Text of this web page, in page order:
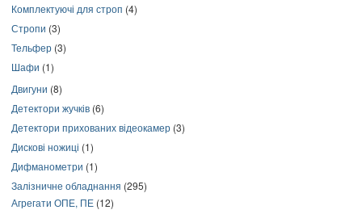
Комплектуючі для строп (4)
Стропи (3)
Тельфер (3)
Шафи (1)
Двигуни (8)
Детектори жучків (6)
Детектори прихованих відеокамер (3)
Дискові ножиці (1)
Дифманометри (1)
Залізничне обладнання (295)
Агрегати ОПЕ, ПЕ (12)